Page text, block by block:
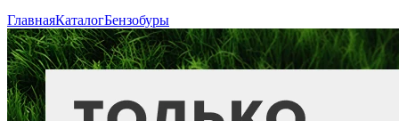
ГлавнаяКаталогБензобуры